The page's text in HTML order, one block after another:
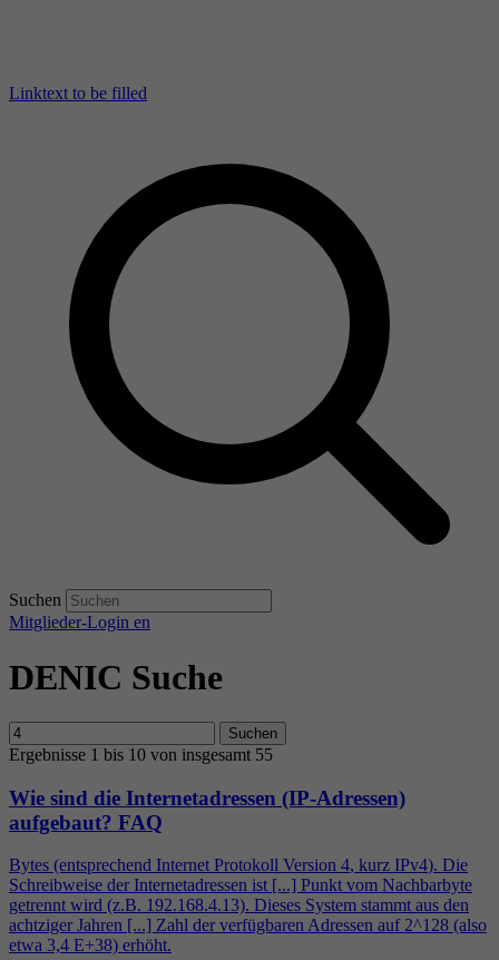
Linktext to be filled
Suchen
Mitglieder-Login en
DENIC Suche
Suchen
Ergebnisse 1 bis 10 von insgesamt 55
Wie sind die Internetadressen (IP-Adressen)
aufgebaut? FAQ
Bytes (entsprechend Internet Protokoll Version 4, kurz IPv4). Die
Schreibweise der Internetadressen ist [...] Punkt vom Nachbarbyte
getrennt wird (z.B. 192.168.4.13). Dieses System stammt aus den
achtziger Jahren [...] Zahl der verfügbaren Adressen auf 2^128 (also
etwa 3,4 E+38) erhöht.